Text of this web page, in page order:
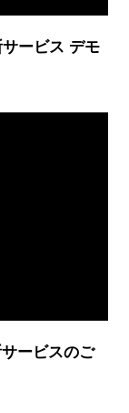
ービス デモ
ービスのご